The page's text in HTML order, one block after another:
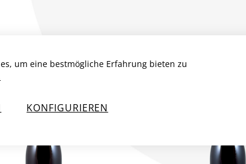
um eine bestmögliche Erfahrung bieten zu
KONFIGURIEREN